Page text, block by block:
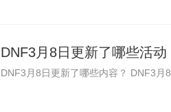
DNF3月8日更新了哪些活
DNF3月8日更新了哪些内容？ DNF3